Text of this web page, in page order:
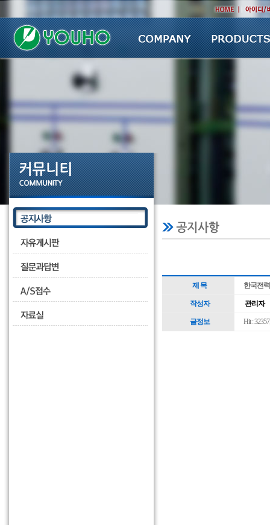
경영방침
CI소개
영업문의
제 목 한국전
작성자 관리자
글정보 Hit :